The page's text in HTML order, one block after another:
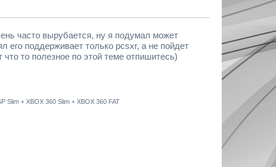
часто вырубается, ну я подумал может
его поддерживает только pcsxr, а не пойдет
то полезное по этой теме отпишитесь)
Slim + XBOX 360 Slim + XBOX 360 FAT